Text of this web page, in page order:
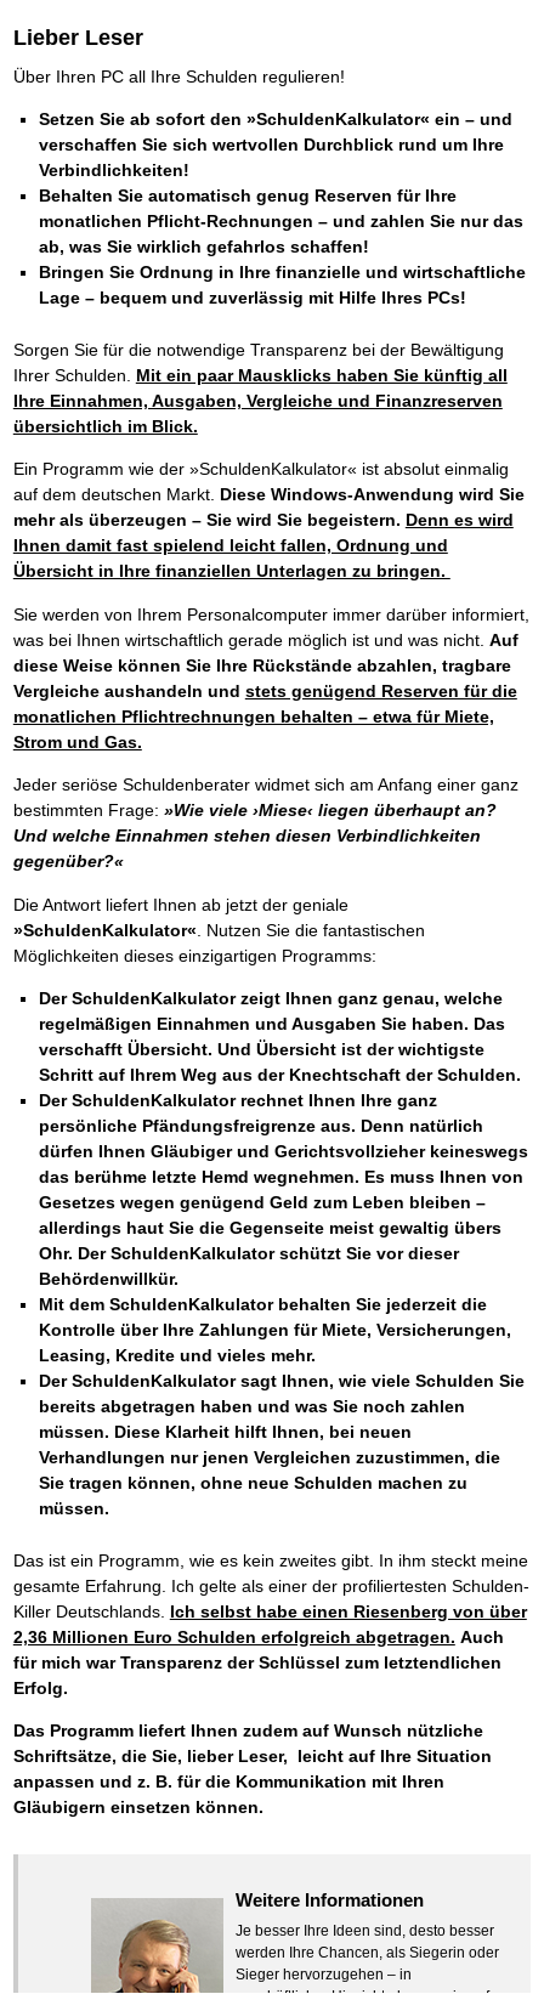
Lieber Leser
Über Ihren PC all Ihre Schulden regulieren!
Setzen Sie ab sofort den »SchuldenKalkulator« ein – und
verschaffen Sie sich wertvollen Durchblick rund um Ihre
Verbindlichkeiten!
Behalten Sie automatisch genug Reserven für Ihre
monatlichen Pflicht-Rechnungen – und zahlen Sie nur das
ab, was Sie wirklich gefahrlos schaffen!
Bringen Sie Ordnung in Ihre finanzielle und wirtschaftliche
Lage – bequem und zuverlässig mit Hilfe Ihres PCs!
Sorgen Sie für die notwendige Transparenz bei der Bewältigung
Ihrer Schulden. Mit ein paar Mausklicks haben Sie künftig all
Ihre Einnahmen, Ausgaben, Vergleiche und Finanzreserven
übersichtlich im Blick.
Ein Programm wie der »SchuldenKalkulator« ist absolut einmalig
auf dem deutschen Markt. Diese Windows-Anwendung wird Sie
mehr als überzeugen – Sie wird Sie begeistern. Denn es wird
Ihnen damit fast spielend leicht fallen, Ordnung und
Übersicht in Ihre finanziellen Unterlagen zu bringen.
Sie werden von Ihrem Personalcomputer immer darüber informiert,
was bei Ihnen wirtschaftlich gerade möglich ist und was nicht. Auf
diese Weise können Sie Ihre Rückstände abzahlen, tragbare
Vergleiche aushandeln und stets genügend Reserven für die
monatlichen Pflichtrechnungen behalten – etwa für Miete,
Strom und Gas.
Jeder seriöse Schuldenberater widmet sich am Anfang einer ganz
bestimmten Frage: »Wie viele ›Miese‹ liegen überhaupt an?
Und welche Einnahmen stehen diesen Verbindlichkeiten
gegenüber?«
Die Antwort liefert Ihnen ab jetzt der geniale
»SchuldenKalkulator« . Nutzen Sie die fantastischen
Möglichkeiten dieses einzigartigen Programms:
Der SchuldenKalkulator zeigt Ihnen ganz genau, welche
regelmäßigen Einnahmen und Ausgaben Sie haben. Das
verschafft Übersicht. Und Übersicht ist der wichtigste
Schritt auf Ihrem Weg aus der Knechtschaft der Schulden.
Der SchuldenKalkulator rechnet Ihnen Ihre ganz
persönliche Pfändungsfreigrenze aus. Denn natürlich
dürfen Ihnen Gläubiger und Gerichtsvollzieher keineswegs
das berühme letzte Hemd wegnehmen. Es muss Ihnen von
Gesetzes wegen genügend Geld zum Leben bleiben –
allerdings haut Sie die Gegenseite meist gewaltig übers
Ohr. Der SchuldenKalkulator schützt Sie vor dieser
Behördenwillkür.
Mit dem SchuldenKalkulator behalten Sie jederzeit die
Kontrolle über Ihre Zahlungen für Miete, Versicherungen,
Leasing, Kredite und vieles mehr.
Der SchuldenKalkulator sagt Ihnen, wie viele Schulden Sie
bereits abgetragen haben und was Sie noch zahlen
müssen. Diese Klarheit hilft Ihnen, bei neuen
Verhandlungen nur jenen Vergleichen zuzustimmen, die
Sie tragen können, ohne neue Schulden machen zu
müssen.
Das ist ein Programm, wie es kein zweites gibt. In ihm steckt meine
gesamte Erfahrung. Ich gelte als einer der profiliertesten Schulden-
Killer Deutschlands. Ich selbst habe einen Riesenberg von über
2,36 Millionen Euro Schulden erfolgreich abgetragen. Auch
für mich war Transparenz der Schlüssel zum letztendlichen
Erfolg.
Das Programm liefert Ihnen zudem auf Wunsch nützliche
Schriftsätze, die Sie, lieber Leser, leicht auf Ihre Situation
anpassen und z. B. für die Kommunikation mit Ihren
Gläubigern einsetzen können.
Weitere Informationen
Je besser Ihre Ideen sind, desto besser
werden Ihre Chancen, als Siegerin oder
Sieger hervorzugehen – in
geschäftlicher Hinsicht ebenso wie auf